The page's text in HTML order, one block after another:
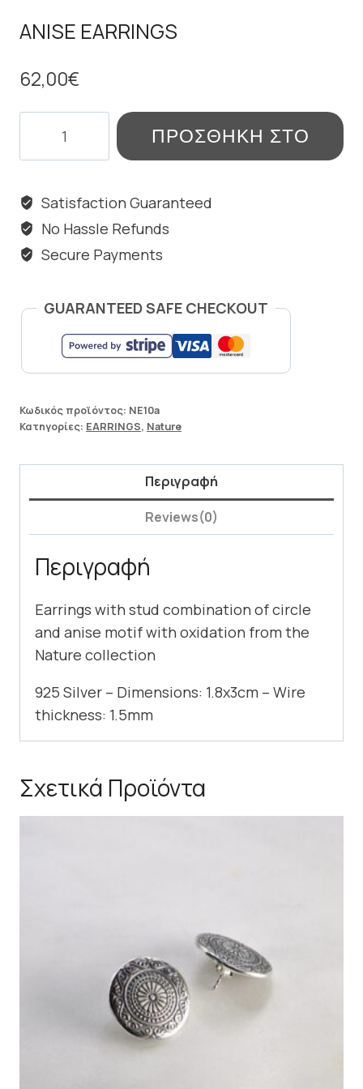
ANISE EARRINGS
62,00€
EARRINGS
ΠΡΟΣΘΉΚΗ ΣΤΟ
Satisfaction Guaranteed
No Hassle Refunds
Secure Payments
GUARANTEED SAFE CHECKOUT
Κωδικός προϊόντος: NE10a
Κατηγορίες: EARRINGS, Nature
Περιγραφή
Reviews(0)
Περιγραφή
Earrings with stud combination of circle
and anise motif with oxidation from the
Nature collection
925 Silver – Dimensions: 1.8x3cm – Wire
thickness: 1.5mm
Σχετικά Προϊόντα